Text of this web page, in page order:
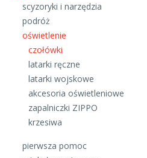
scyzoryki i narzędzia
podróż
oświetlenie
czołówki
latarki ręczne
latarki wojskowe
akcesoria oświetleniowe
zapalniczki ZIPPO
krzesiwa
pierwsza pomoc